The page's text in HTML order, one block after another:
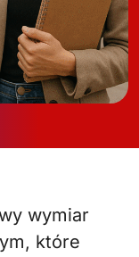
które